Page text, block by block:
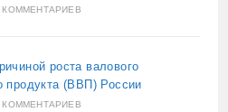
КОММЕНТАРИЕВ
роста валового
продукта (ВВП) России
КОММЕНТАРИЕВ